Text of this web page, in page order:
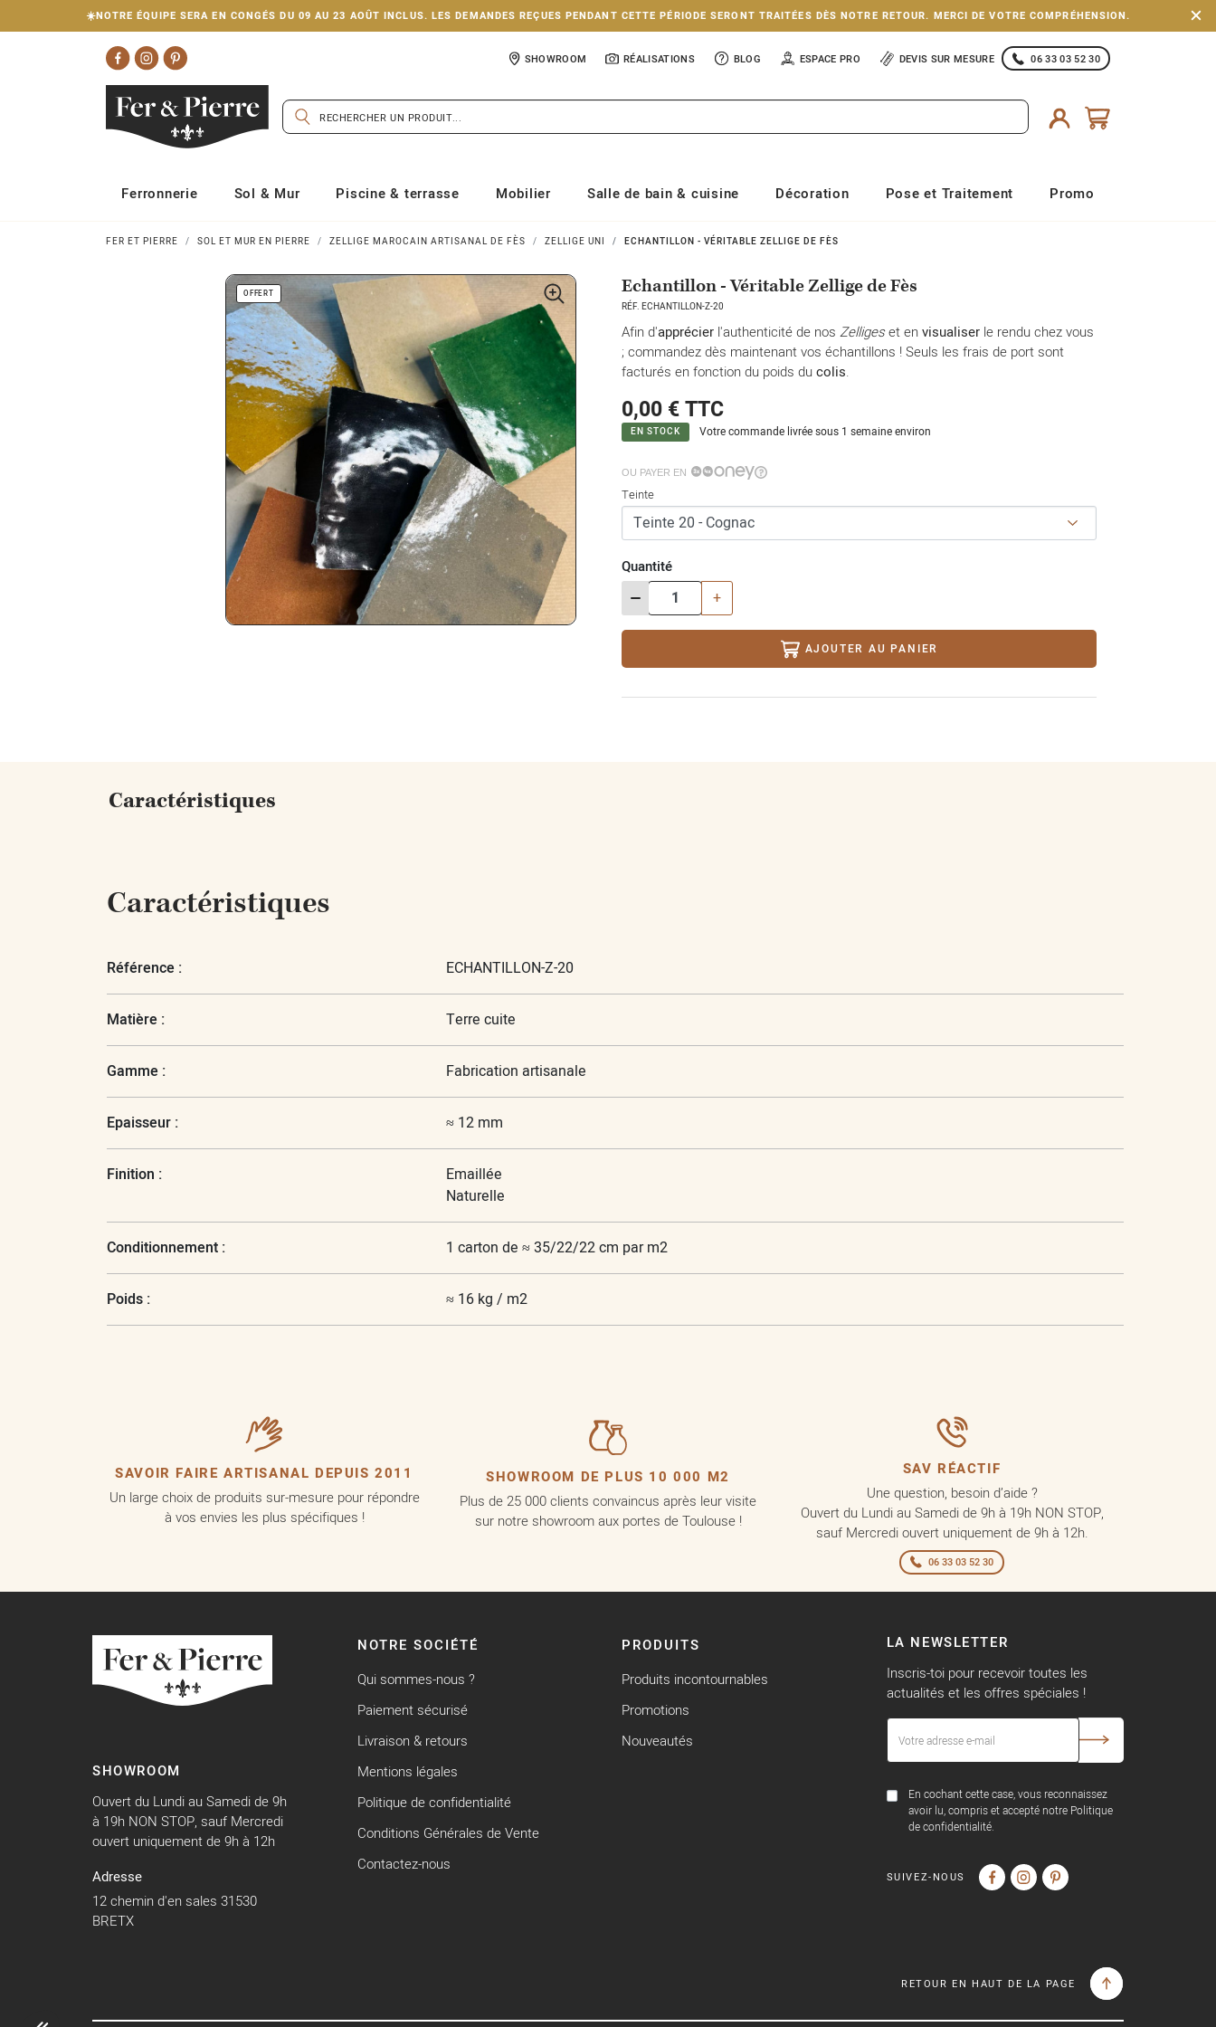
☀️NOTRE ÉQUIPE SERA EN CONGÉS DU 09 AU 23 AOÛT INCLUS. LES DEMANDES REÇUES PENDANT CETTE PÉRIODE SERONT TRAITÉES DÈS NOTRE RETOUR. MERCI DE VOTRE COMPRÉHENSION.
SHOWROOM RÉALISATIONS BLOG ESPACE PRO DEVIS SUR MESURE 06 33 03 52 30
Ferronnerie Sol & Mur Piscine & terrasse Mobilier Salle de bain & cuisine Décoration Pose et Traitement Promo
FER ET PIERRE SOL ET MUR EN PIERRE ZELLIGE MAROCAIN ARTISANAL DE FÈS ZELLIGE UNI ECHANTILLON - VÉRITABLE ZELLIGE DE FÈS
OFFERT Echantillon - Véritable Zellige de Fès
RÉF. ECHANTILLON-Z-20
Afin d'apprécier l'authenticité de nos Zelligeset envisualiser le rendu chez vous
; commandez dès maintenant vos échantillons ! Seuls les frais de port sont
facturés en fonction du poids ducolis.
0,00 €TTC
EN STOCK Votre commande livrée sous 1 semaine environ
OU PAYER EN
Teinte
Quantité
- +
AJOUTER AU PANIER
Caractéristiques
Caractéristiques
Référence : ECHANTILLON-Z-20
Matière : Terre cuite
Gamme : Fabrication artisanale
Epaisseur : ≈ 12 mm
Finition :
Emaillée
Naturelle
Conditionnement : 1 carton de ≈ 35/22/22 cm par m2
Poids : ≈ 16 kg / m2
SAVOIR FAIRE ARTISANAL DEPUIS 2011
Un large choix de produits sur-mesure pour répondre
à vos envies les plus spécifiques !
SHOWROOM DE PLUS 10 000 M2
Plus de 25 000 clients convaincus après leur visite
sur notre showroom aux portes de Toulouse !
SAV RÉACTIF
Une question, besoin d’aide ?
Ouvert du Lundi au Samedi de 9h à 19h NON STOP,
sauf Mercredi ouvert uniquement de 9h à 12h.
06 33 03 52 30
SHOWROOM
Ouvert du Lundi au Samedi de 9h
à 19h NON STOP, sauf Mercredi
ouvert uniquement de 9h à 12h
Adresse
12 chemin d'en sales 31530
BRETX
NOTRE SOCIÉTÉ
Qui sommes-nous ?
Paiement sécurisé
Livraison & retours
Mentions légales
Politique de confidentialité
Conditions Générales de Vente
Contactez-nous
PRODUITS
Produits incontournables
Promotions
Nouveautés
LA NEWSLETTER
Inscris-toi pour recevoir toutes les
actualités et les offres spéciales !
En cochant cette case, vous reconnaissez
avoir lu, compris et accepté notre Politique
de confidentialité.
SUIVEZ-NOUS
RETOUR EN HAUT DE LA PAGE